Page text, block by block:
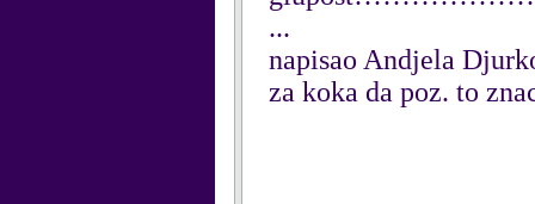
...
napisao Andjela
za koka da poz. to